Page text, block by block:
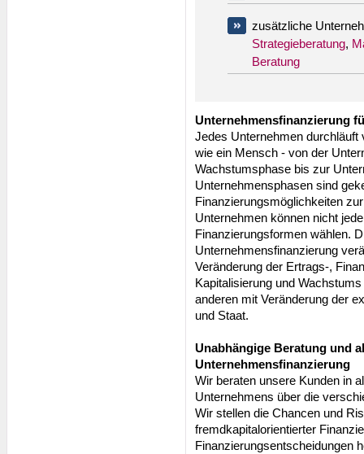
zusätzliche
Strategieberatung,
Beratung
Unternehmensfinanzierung
Jedes Unternehmen
wie ein Mensch - von der
Wachstumsphase bis zur
Unternehmensphasen sind
Finanzierungsmöglichkeiten
Unternehmen können nicht
Finanzierungsformen wählen.
Unternehmensfinanzierung
Veränderung der Ertrags-,
Kapitalisierung und
anderen mit Veränderung der
und Staat.
Unabhängige Beratung und
Unternehmensfinanzierung
Wir beraten unsere Kunden in
Unternehmens über die
Wir stellen die Chancen und
fremdkapitalorientierter
Finanzierungsentscheidungen